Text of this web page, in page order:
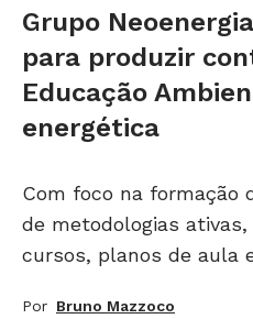
Grupo
para produzir
Educação
energética
Com foco na formação
de metodologias
cursos, planos de aula
Por Bruno Mazzoco